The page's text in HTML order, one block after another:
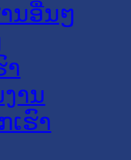
ນອື່ນໆ
າ
ານ
ເຮົາ